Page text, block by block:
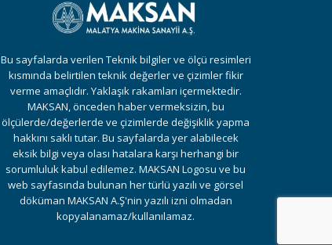
Bu sayfalarda verilen Teknik bilgiler ve ölçü resimleri
kısmında belirtilen teknik değerler ve çizimler fikir
verme amaçlıdır. Yaklaşık rakamları içermektedir.
MAKSAN, önceden haber vermeksizin, bu
ölçülerde/değerlerde ve çizimlerde değişiklik yapma
hakkını saklı tutar. Bu sayfalarda yer alabilecek
eksik bilgi veya olası hatalara karşı herhangi bir
sorumluluk kabul edilemez. MAKSAN Logosu ve bu
web sayfasında bulunan her türlü yazılı ve görsel
döküman MAKSAN A.Ş'nin yazılı izni olmadan
kopyalanamaz/kullanılamaz.